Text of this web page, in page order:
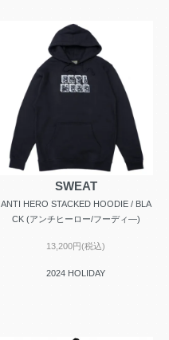
SWEAT
ANTI HERO STACKED HOODIE / BLA
CK (アンチヒーロー/フーディ―)
13,200円(税込)
2024 HOLIDAY